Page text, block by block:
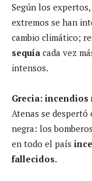
Según los
extremos se han
cambio climático;
sequía cada vez
intensos.
Grecia: incendios
Atenas se despertó
negra: los
en todo el país
fallecidos.